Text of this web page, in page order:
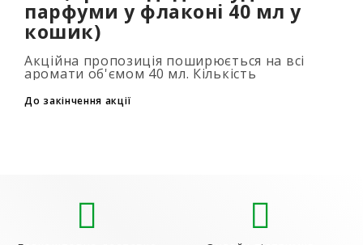
парфуми у флаконі 40 мл у
кошик)
Акційна пропозиція поширюється на всі
аромати об'ємом 40 мл. Кількість
6+2, 9+3) Для того, щоб скористатися акцією,
до..
До закінчення акції